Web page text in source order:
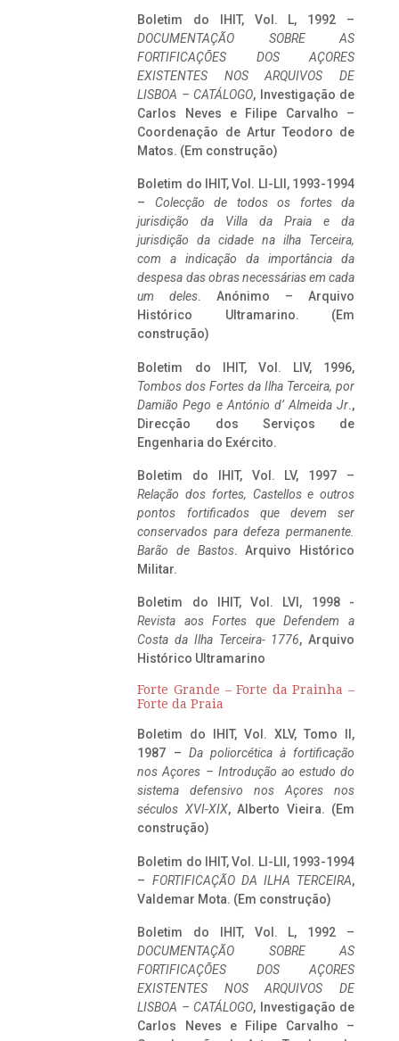
Boletim do IHIT, Vol. L, 1992 –
DOCUMENTAÇÃO SOBRE AS
FORTIFICAÇÕES DOS AÇORES
EXISTENTES NOS ARQUIVOS DE
LISBOA – CATÁLOGO, Investigação de
Carlos Neves e Filipe Carvalho –
Coordenação de Artur Teodoro de
Matos. (Em construção)
Boletim do IHIT, Vol. LI-LII, 1993-1994
– Colecção de todos os fortes da
jurisdição da Villa da Praia e da
jurisdição da cidade na ilha Terceira,
com a indicação da importância da
despesa das obras necessárias em cada
um deles. Anónimo – Arquivo
Histórico Ultramarino. (Em
construção)
Boletim do IHIT, Vol. LIV, 1996,
Tombos dos Fortes da Ilha Terceira, por
Damião Pego e António d’ Almeida Jr.,
Direcção dos Serviços de
Engenharia do Exército.
Boletim do IHIT, Vol. LV, 1997 –
Relação dos fortes, Castellos e outros
pontos fortificados que devem ser
conservados para defeza permanente.
Barão de Bastos. Arquivo Histórico
Militar.
Boletim do IHIT, Vol. LVI, 1998 -
Revista aos Fortes que Defendem a
Costa da Ilha Terceira- 1776, Arquivo
Histórico Ultramarino
Forte Grande – Forte da Prainha –
Forte da Praia
Boletim do IHIT, Vol. XLV, Tomo II,
1987 – Da poliorcética à fortificação
nos Açores – Introdução ao estudo do
sistema defensivo nos Açores nos
séculos XVI-XIX, Alberto Vieira. (Em
construção)
Boletim do IHIT, Vol. LI-LII, 1993-1994
– FORTIFICAÇÃO DA ILHA TERCEIRA,
Valdemar Mota. (Em construção)
Boletim do IHIT, Vol. L, 1992 –
DOCUMENTAÇÃO SOBRE AS
FORTIFICAÇÕES DOS AÇORES
EXISTENTES NOS ARQUIVOS DE
LISBOA – CATÁLOGO, Investigação de
Carlos Neves e Filipe Carvalho –